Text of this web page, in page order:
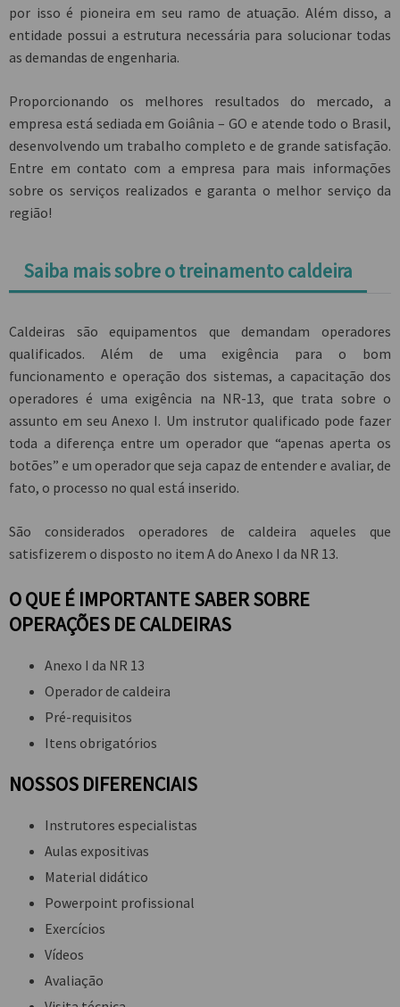
por isso é pioneira em seu ramo de atuação. Além disso, a
entidade possui a estrutura necessária para solucionar todas
as demandas de engenharia.
Proporcionando os melhores resultados do mercado, a
empresa está sediada em Goiânia – GO e atende todo o Brasil,
desenvolvendo um trabalho completo e de grande satisfação.
Entre em contato com a empresa para mais informações
sobre os serviços realizados e garanta o melhor serviço da
região!
Saiba mais sobre o treinamento caldeira
Caldeiras são equipamentos que demandam operadores
qualificados. Além de uma exigência para o bom
funcionamento e operação dos sistemas, a capacitação dos
operadores é uma exigência na NR-13, que trata sobre o
assunto em seu Anexo I. Um instrutor qualificado pode fazer
toda a diferença entre um operador que “apenas aperta os
botões” e um operador que seja capaz de entender e avaliar, de
fato, o processo no qual está inserido.
São considerados operadores de caldeira aqueles que
satisfizerem o disposto no item A do Anexo I da NR 13.
O QUE É IMPORTANTE SABER SOBRE
OPERAÇÕES DE CALDEIRAS
Anexo I da NR 13
Operador de caldeira
Pré-requisitos
Itens obrigatórios
NOSSOS DIFERENCIAIS
Instrutores especialistas
Aulas expositivas
Material didático
Powerpoint profissional
Exercícios
Vídeos
Avaliação